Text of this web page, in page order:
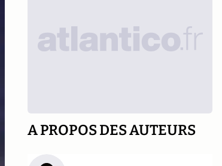
A PROPOS DES AUTEURS